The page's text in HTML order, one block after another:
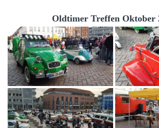
Oldtimer Treffen Oktober